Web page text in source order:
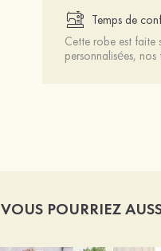
Temps de
Cette robe est faite
personnalisées,
VOUS POURRIEZ